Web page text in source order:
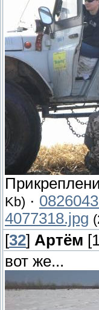
Kb) ·
4077318.jpg
[32] Артём
вот же...